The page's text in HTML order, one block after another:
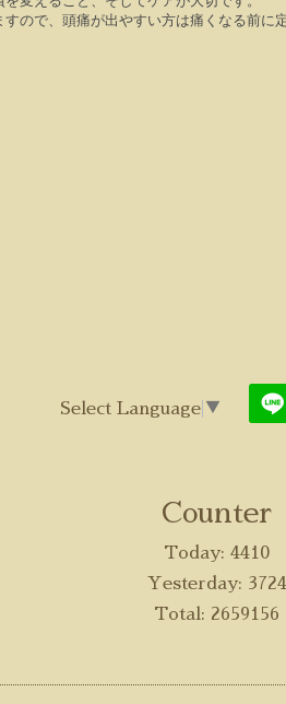
ので、頭痛が出やすい方は痛くなる前に
Select Language ▼
Counter
Today:4410
Yesterday: 3724
Total: 2659156